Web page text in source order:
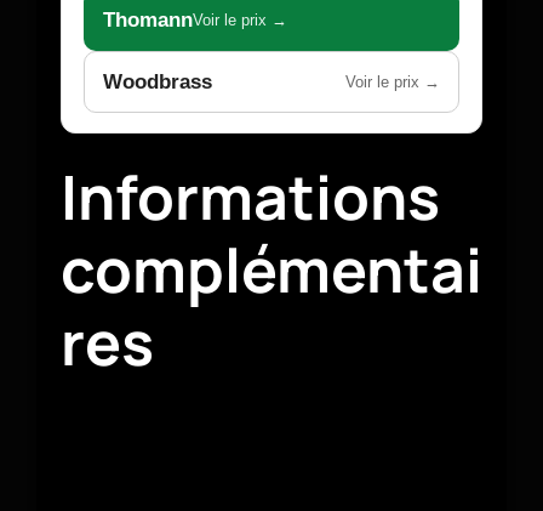
ThomannVoir le prix →
Woodbrass Voir le prix →
Informations
complémentai
res